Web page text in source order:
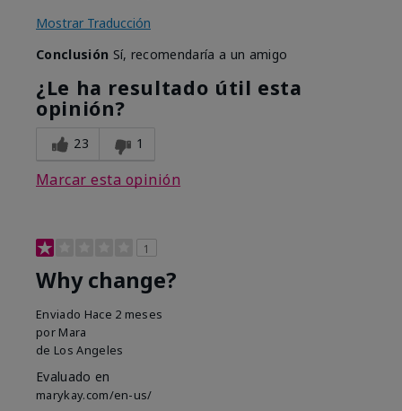
Mostrar Traducción
Conclusión Sí, recomendaría a un amigo
¿Le ha resultado útil esta
opinión?
23 1
Marcar esta opinión
1
Why change?
Enviado Hace 2 meses
por Mara
de Los Angeles
Evaluado en
marykay.com/en-us/